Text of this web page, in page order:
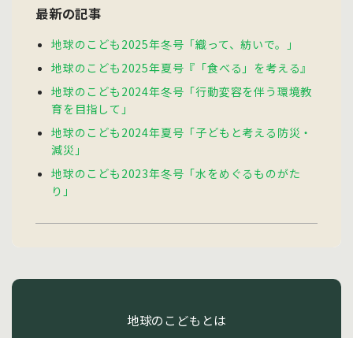
最新の記事
地球のこども2025年冬号「織って、紡いで。」
地球のこども2025年夏号『「食べる」を考える』
地球のこども2024年冬号「行動変容を伴う環境教
育を目指して」
地球のこども2024年夏号「子どもと考える防災・
減災」
地球のこども2023年冬号「水をめぐるものがた
り」
地球のこどもとは